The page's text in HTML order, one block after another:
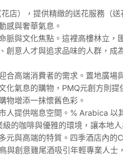
店），提供精緻的送花服務（
感與奢華氣息。
脈與文化焦點。這裡高樓林立
創意人才與追求品味的人群，
合高端消費者的需求。置地廣
化氣息的購物，PMQ元創方則
物增添一抹懷舊色彩。
人提供喘息空間。% Arabica
的咖啡與優雅的環境，讓本地
元與高端的特質。四季酒店內
創意雞尾酒吸引年輕專業人